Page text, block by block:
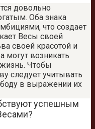
довольно
Оба знака
что создает
Весы своей
своей красотой и
могут возникать
Чтобы
следует учитывать
в выражении их
успешным